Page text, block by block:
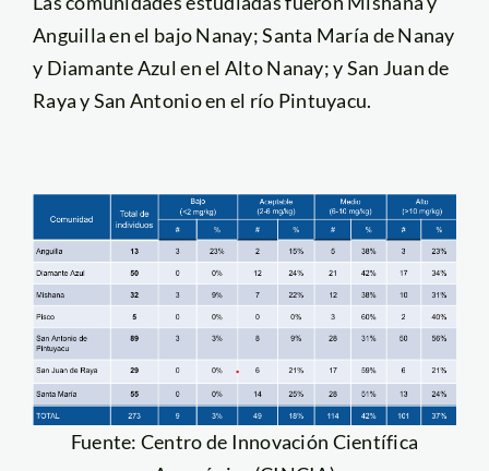
Anguilla en el bajo Nanay; Santa María de Nanay
y Diamante Azul en el Alto Nanay; y San Juan de
Raya y San Antonio en el río Pintuyacu.
Fuente: Centro de Innovación Científica